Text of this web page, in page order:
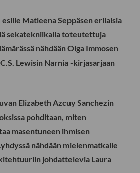
Matleena Seppäsen erilaisia
sekatekniikalla toteutettuja
nähdään Olga Immosen
Lewisin Narnia -kirjasarjaan
Elizabeth Azcuy Sanchezin
pohditaan, miten
masentuneen ihmisen
nähdään mielenmatkalle
johdattelevia Laura